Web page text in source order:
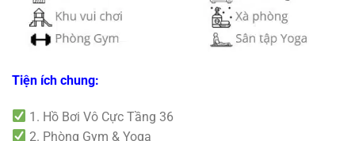
Tiện ích chung:
1. Hồ Bơi Vô Cực Tầng 36
2. Phòng Gym & Yoga